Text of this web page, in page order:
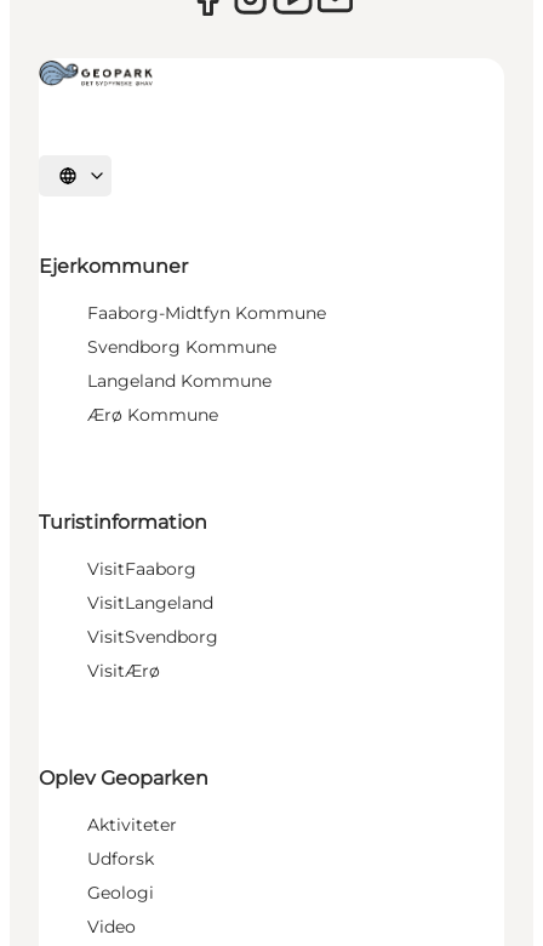
Vælg sprog
Ejerkommuner
Faaborg-Midtfyn Kommune
Svendborg Kommune
Langeland Kommune
Ærø Kommune
Turistinformation
VisitFaaborg
VisitLangeland
VisitSvendborg
VisitÆrø
Oplev Geoparken
Aktiviteter
Udforsk
Geologi
Video